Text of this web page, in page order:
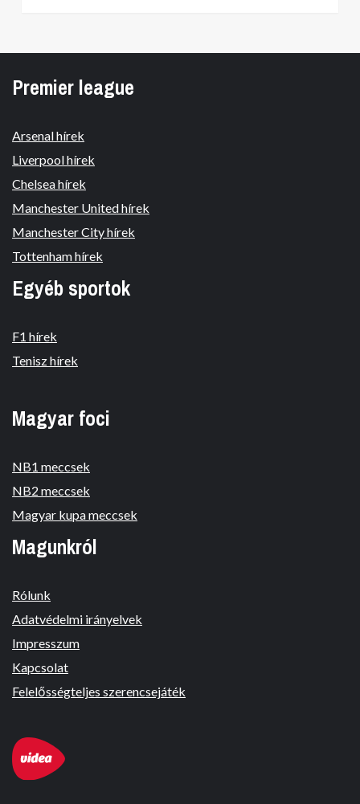
Premier league
Arsenal hírek
Liverpool hírek
Chelsea hírek
Manchester United hírek
Manchester City hírek
Tottenham hírek
Egyéb sportok
F1 hírek
Tenisz hírek
Magyar foci
NB1 meccsek
NB2 meccsek
Magyar kupa meccsek
Magunkról
Rólunk
Adatvédelmi irányelvek
Impresszum
Kapcsolat
Felelősségteljes szerencsejáték